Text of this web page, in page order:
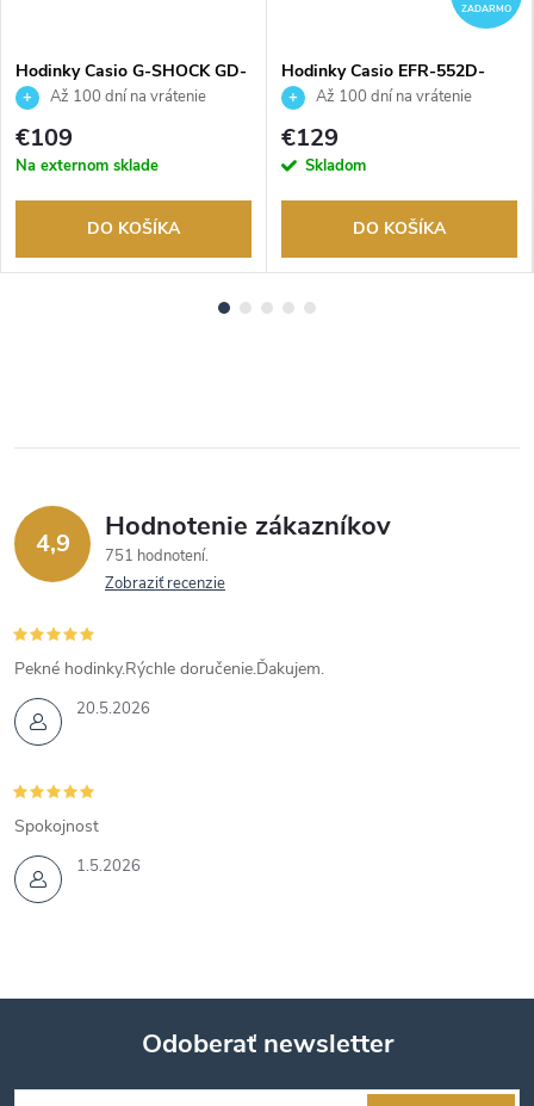
Hodinky Casio G-SHOCK GD-
010-3ERAž 100 dní na vrátenie
tovaru. Autorizovaný predajca.
€109
Na externom sklade
DO KOŠÍKA
ZADARMO
Hodinky Casio EFR-552D-
2AVUEFAž 100 dní na vrátenie
tovaru. Autorizovaný predajca.
€129
Skladom
DO KOŠÍKA
4,9 Hodnotenie zákazníkov
751 hodnotení
Zobraziť recenzie
20.5.2026
Pekné hodinky.Rýchle doručenie.Ďakujem.
1.5.2026
Spokojnost
Odoberať newsletter